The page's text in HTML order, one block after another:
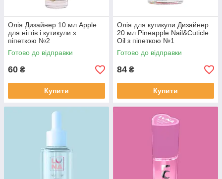
Олія Дизайнер 10 мл Apple
для нігтів і кутикули з
піпеткою №2
Готово до відправки
60 ₴
Купити
Олія для кутикули Дизайнер
20 мл Pineapple Nail&Cuticle
Oil з піпеткою №1
Готово до відправки
84 ₴
Купити